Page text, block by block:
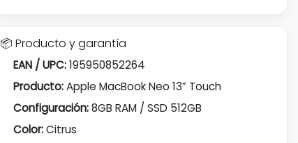
📦 Producto y garantía
EAN / UPC:195950852264
Producto:Apple MacBook Neo 13” Touch
Configuración:8GB RAM / SSD 512GB
Color:Citrus